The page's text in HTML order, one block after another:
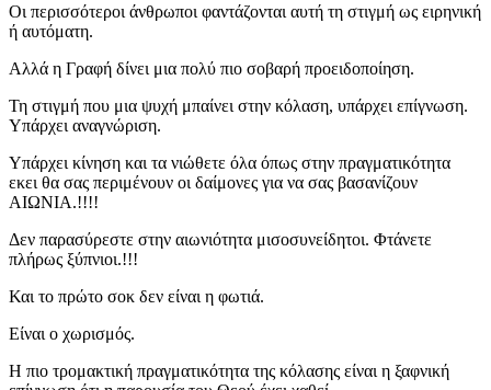
Οι περισσότεροι άνθρωποι φαντάζονται αυτή τη στιγμή ως ειρηνική
ή αυτόματη.
Αλλά η Γραφή δίνει μια πολύ πιο σοβαρή προειδοποίηση.
Τη στιγμή που μια ψυχή μπαίνει στην κόλαση, υπάρχει επίγνωση.
Υπάρχει αναγνώριση.
Υπάρχει κίνηση και τα νιώθετε όλα όπως στην πραγματικότητα
εκει θα σας περιμένουν οι δαίμονες για να σας βασανίζουν
ΑΙΩΝΙΑ.!!!!
Δεν παρασύρεστε στην αιωνιότητα μισοσυνείδητοι. Φτάνετε
πλήρως ξύπνιοι.!!!
Και το πρώτο σοκ δεν είναι η φωτιά.
Είναι ο χωρισμός.
Η πιο τρομακτική πραγματικότητα της κόλασης είναι η ξαφνική